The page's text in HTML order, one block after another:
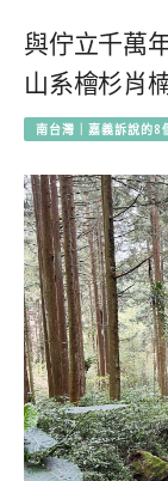
與佇立千萬
山系檜杉肖
南台灣｜嘉義訴說的8